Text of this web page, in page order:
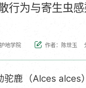
行为与寄生虫
地学院 作者：陈世玉
鹿（Alces alces